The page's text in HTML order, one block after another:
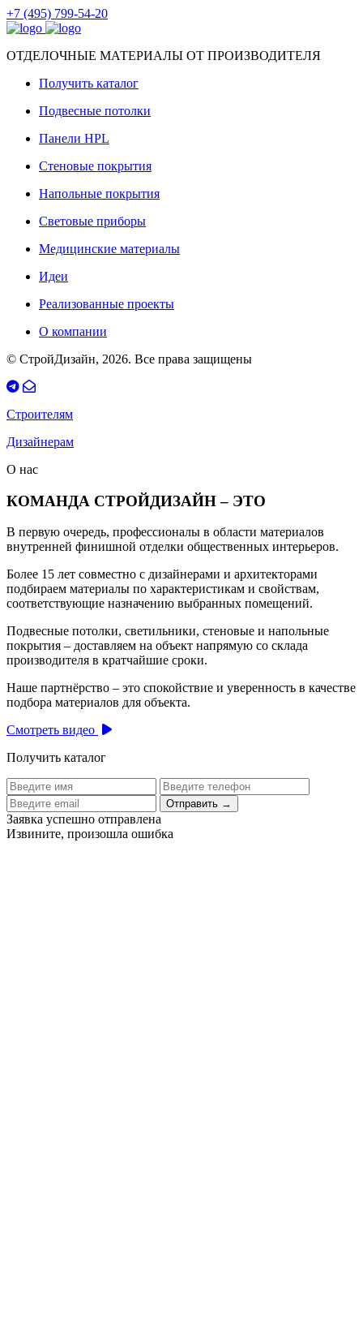
+7 (495) 799-54-20
ОТДЕЛОЧНЫЕ МАТЕРИАЛЫ ОТ ПРОИЗВОДИТЕЛЯ
Получить каталог
Подвесные потолки
Панели HPL
Стеновые покрытия
Напольные покрытия
Световые приборы
Медицинские материалы
Идеи
Реализованные проекты
О компании
© СтройДизайн, 2026. Все права защищены
Строителям
Дизайнерам
О нас
КОМАНДА СТРОЙДИЗАЙН – ЭТО
В первую очередь, профессионалы в области материалов
внутренней финишной отделки общественных интерьеров.
Более 15 лет совместно с дизайнерами и архитекторами
подбираем материалы по характеристикам и свойствам,
соответствующие назначению выбранных помещений.
Подвесные потолки, светильники, стеновые и напольные
покрытия – доставляем на объект напрямую со склада
производителя в кратчайшие сроки.
Наше партнёрство – это спокойствие и уверенность в качестве
подбора материалов для объекта.
Смотреть видео
Получить каталог
Отправить →
Заявка успешно отправлена
Извините, произошла ошибка